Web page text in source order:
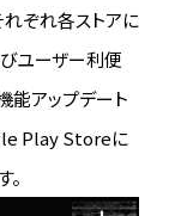
れぞれ各ストアに
びユーザー利便
能アップデート
Play Storeに